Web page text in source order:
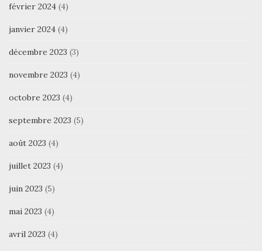
février 2024 (4)
janvier 2024 (4)
décembre 2023 (3)
novembre 2023 (4)
octobre 2023 (4)
septembre 2023 (5)
août 2023 (4)
juillet 2023 (4)
juin 2023 (5)
mai 2023 (4)
avril 2023 (4)